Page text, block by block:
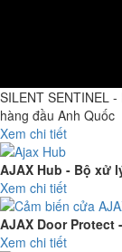
SILENT SENTINEL
hàng đầu Anh Quốc
Xem chi tiết
AJAX Hub - Bộ xử
Xem chi tiết
AJAX Door Protect
Xem chi tiết